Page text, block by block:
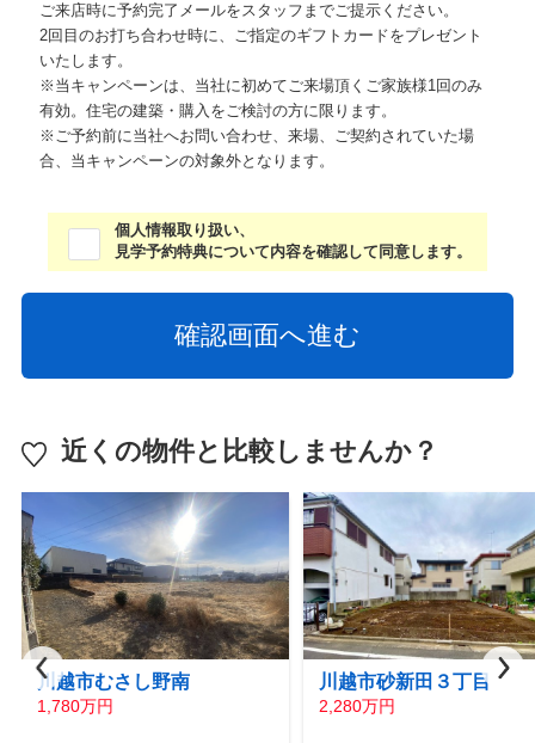
ご来店時に予約完了メールをスタッフまでご提示ください。
2回目のお打ち合わせ時に、ご指定のギフトカードをプレゼント
いたします。
※当キャンペーンは、当社に初めてご来場頂くご家族様1回のみ
有効。住宅の建築・購入をご検討の方に限ります。
※ご予約前に当社へお問い合わせ、来場、ご契約されていた場
合、当キャンペーンの対象外となります。
個人情報取り扱い、
見学予約特典について内容を確認して同意します。
近くの物件と比較しませんか？
川越市むさし野南
1,780万円
川越市砂新田３丁目
2,280万円